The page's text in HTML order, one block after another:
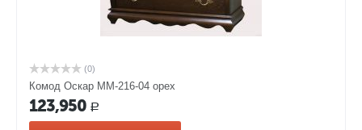
(0)
Комод Оскар ММ-216-04 орех
123,950 Р